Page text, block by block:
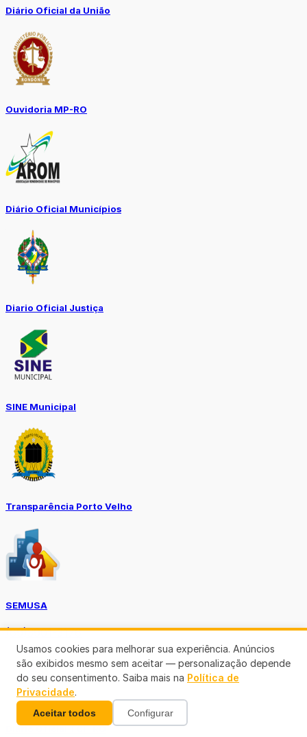
Diário Oficial da União
Ouvidoria MP-RO
Diário Oficial Municípios
Diario Oficial Justiça
SINE Municipal
Transparência Porto Velho
SEMUSA
(69)3901-3176
Diário Oficial TCE-RO
Usamos cookies para melhorar sua experiência. Anúncios
são exibidos mesmo sem aceitar — personalização depende
do seu consentimento. Saiba mais na Política de
Privacidade.
Aceitar todos Configurar